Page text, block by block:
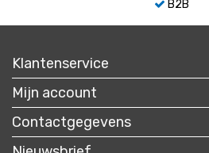
B2B
Klantenservice
Mijn account
Contactgegevens